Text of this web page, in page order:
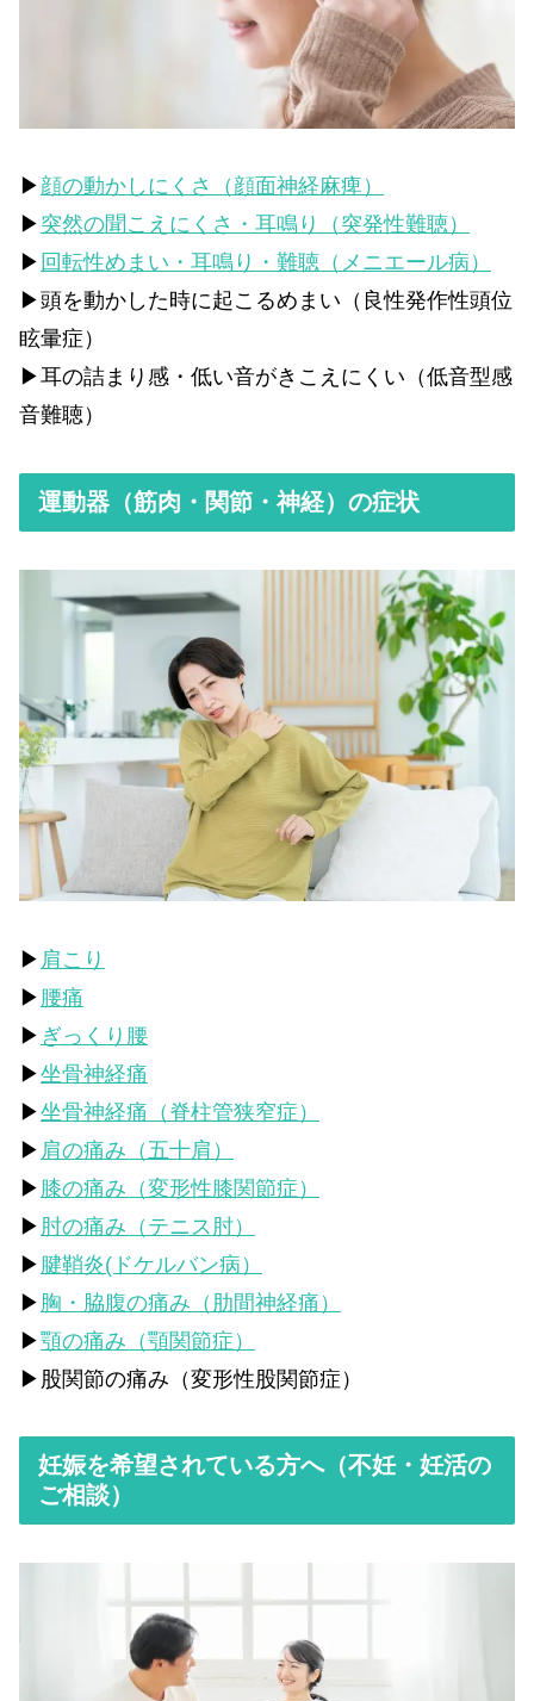
▶ 顔の動かしにくさ（顔面神経麻痺）
▶ 突然の聞こえにくさ・耳鳴り（突発性難聴）
▶ 回転性めまい・耳鳴り・難聴（メニエール病）
▶頭を動かした時に起こるめまい（良性発作性頭位
眩暈症）
▶耳の詰まり感・低い音がきこえにくい（低音型感
音難聴）
運動器（筋肉・関節・神経）の症状
▶ 肩こり
▶ 腰痛
▶ ぎっくり腰
▶坐骨神経痛
▶坐骨神経痛（脊柱管狭窄症）
▶ 肩の痛み（五十肩）
▶ 膝の痛み（変形性膝関節症）
▶ 肘の痛み（テニス肘）
▶ 腱鞘炎(ドケルバン病）
▶ 胸・脇腹の痛み（肋間神経痛）
▶顎の痛み（顎関節症）
▶股関節の痛み（変形性股関節症）
妊娠を希望されている方へ（不妊・妊活の
ご相談）